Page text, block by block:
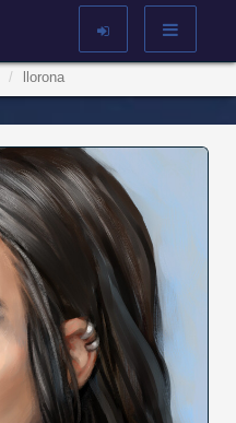
llorona